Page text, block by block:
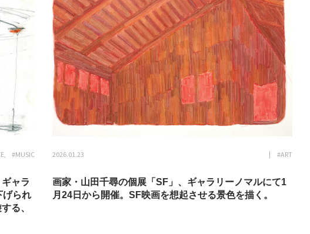
#MUSIC
ャラ
げられ
る、
2026.01.23 #ART
画家・山田千尋の個展「SF」、ギャラリーノマルにて1
月24日から開催。SF映画を想起させる景色を描く。